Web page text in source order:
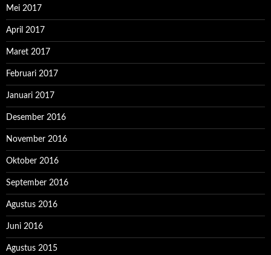
Mei 2017
April 2017
Maret 2017
Februari 2017
Januari 2017
Desember 2016
November 2016
Oktober 2016
September 2016
Agustus 2016
Juni 2016
Agustus 2015